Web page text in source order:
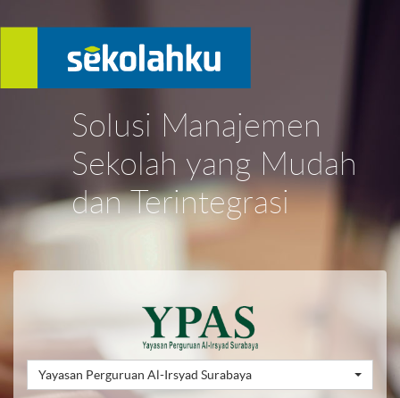
Solusi Manajemen
Sekolah yang Mudah
dan Terintegrasi
Yayasan Perguruan Al-Irsyad Surabaya